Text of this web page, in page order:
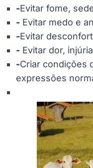
-Evitar fome,
- Evitar medo e
-Evitar
- Evitar dor,
-Criar condições
expressões